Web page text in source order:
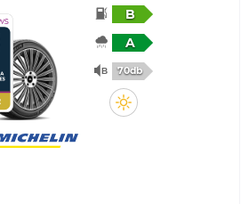
B
A
70db